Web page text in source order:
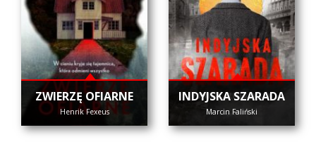
ZWIERZĘ OFIARNE
Henrik Fexeus
INDYJSKA SZARADA
Marcin Faliński